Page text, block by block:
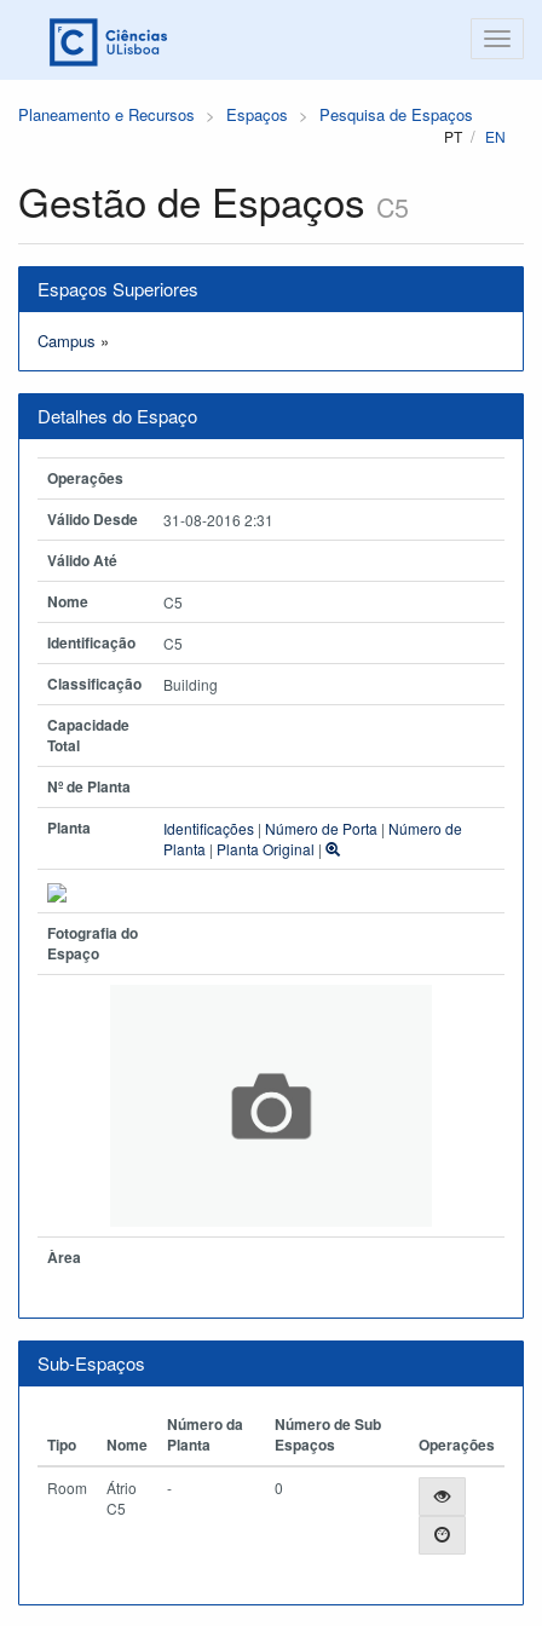
Planeamento e Recursos Espaços Pesquisa de Espaços
PT EN
Gestão de Espaços C5
Espaços Superiores
Campus »
Detalhes do Espaço
Operações
Válido Desde
31-08-2016 2:31
Válido Até
Nome
C5
Identificação C5
Classificação Building
Capacidade
Total
Nº de Planta
Planta
Identificações | Número de Porta | Número de
Planta | Planta Original |
Fotografia do
Espaço
Àrea
Sub-Espaços
Tipo Nome
Número da
Planta
Número de Sub
Espaços
Operações
Room
Átrio
C5
- 0